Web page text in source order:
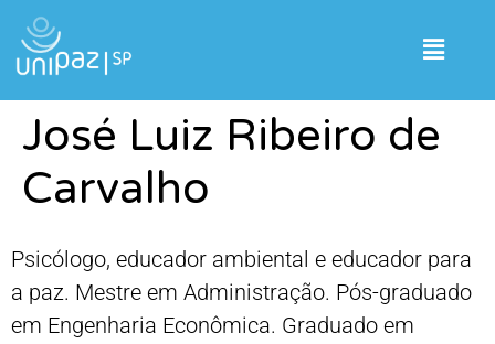
José Luiz Ribeiro de
Carvalho
Psicólogo, educador ambiental e educador para
a paz. Mestre em Administração. Pós-graduado
em Engenharia Econômica. Graduado em